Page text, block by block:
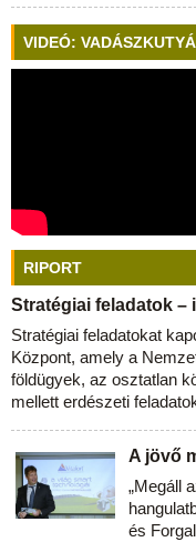
VIDEÓ:
RIPORT
Stratégiai feladatok –
Stratégiai feladatokat
Központ, amely a
földügyek, az osztatlan
mellett erdészeti
A jövő
„Megáll
és